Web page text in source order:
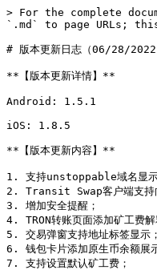
> For the complete
`.md` to page URLs;
# 版本更新日志（06/28/2022
**【版本更新详情】**
Android: 1.5.1
iOS: 1.8.5
**【版本更新内容】**
1. 支持unstoppable域名显示
2. Transit Swap客户端支持
3. 增加安全提醒；
4. TRON转账页面添加矿工费解
5. 交易弹窗支持地址标签显示；
6. 钱包卡片添加原生币余额展
7. 支持设置默认矿工费；